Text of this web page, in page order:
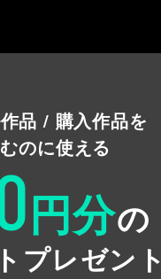
品 / 購入作品を
のに使える
円分の
プレゼント